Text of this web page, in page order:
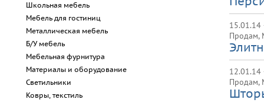
Продам,
Продам,
Школьная мебель
Мебель для гостиниц
Металлическая мебель
Б/У мебель
Мебельная фурнитура
Материалы и оборудование
Светильники
Ковры, текстиль